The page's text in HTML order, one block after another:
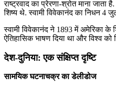
राष्ट्रवाद का प्रेरणा-श्रोत माना
शिष्य थे. स्वामी विवेकानंद का निधन 4
स्वामी विवेकानंद ने 1893 में अमेरिका के
ऐतिहासिक भाषण दिया था और विश्व को
देश-दुनिया: एक संक्षिप्त दृष्टि
सामयिक घटनाचक्र का डेलीडोज